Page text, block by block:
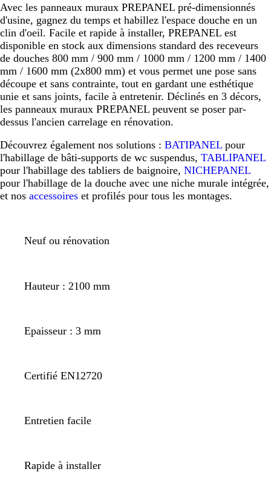
Avec les panneaux muraux PREPANEL pré-dimensionnés
d'usine, gagnez du temps et habillez l'espace douche en un
clin d'oeil. Facile et rapide à installer, PREPANEL est
disponible en stock aux dimensions standard des receveurs
de douches 800 mm / 900 mm / 1000 mm / 1200 mm / 1400
mm / 1600 mm (2x800 mm) et vous permet une pose sans
découpe et sans contrainte, tout en gardant une esthétique
unie et sans joints, facile à entretenir. Déclinés en 3 décors,
les panneaux muraux PREPANEL peuvent se poser par-
dessus l'ancien carrelage en rénovation.
Découvrez également nos solutions : BATIPANEL pour
l'habillage de bâti-supports de wc suspendus, TABLIPANEL
pour l'habillage des tabliers de baignoire, NICHEPANEL
pour l'habillage de la douche avec une niche murale intégrée,
et nos accessoires et profilés pour tous les montages.
Neuf ou rénovation
Hauteur : 2100 mm
Epaisseur : 3 mm
Certifié EN12720
Entretien facile
Rapide à installer